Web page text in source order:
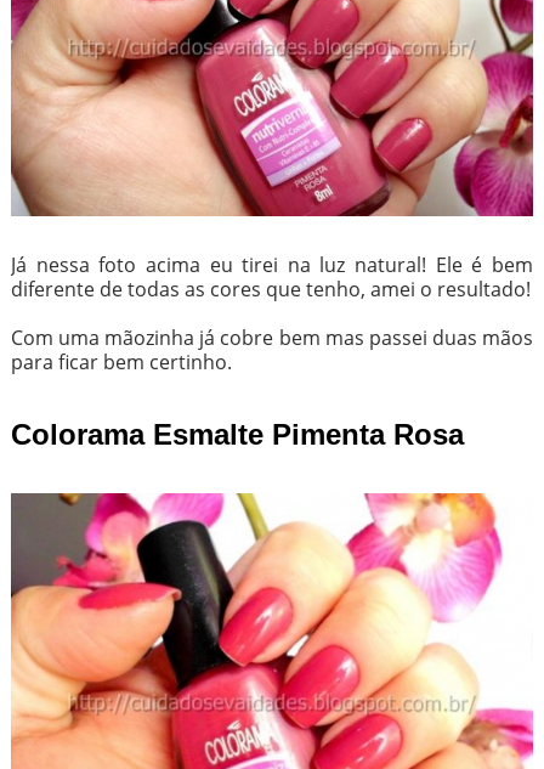
Já nessa foto acima eu tirei na luz natural! Ele é bem
diferente de todas as cores que tenho, amei o resultado!
Com uma mãozinha já cobre bem mas passei duas mãos
para ficar bem certinho.
Colorama Esmalte Pimenta Rosa